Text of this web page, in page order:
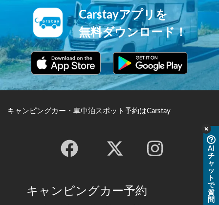
伊香保温泉目的でこちらを利用される方の参考になれば幸い
AI
チ
ャ
ッ
ト
で
質
問
Carstayアプリを
無料ダウンロード！
キャンピングカー・車中泊スポット予約はCarstay
キャンピングカー予約